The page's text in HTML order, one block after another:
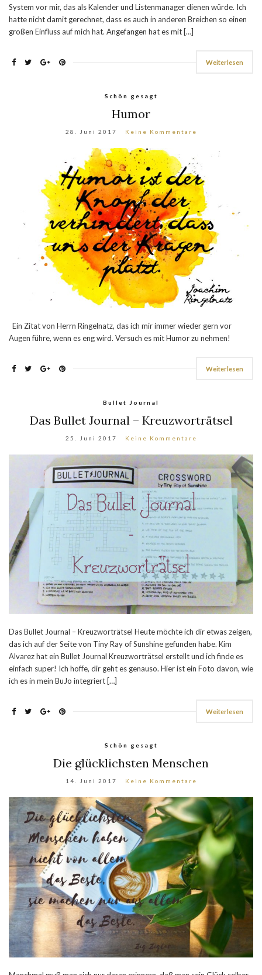
System vor mir, das als Kalender und Listenmanager dienen würde. Ich
hatte nicht damit gerechnet, dass es auch in anderen Breichen so einen
großen Einfluss auf mich hat. Angefangen hat es mit […]
Weiterlesen
Schön gesagt
Humor
28. Juni 2017 Keine Kommentare
Ein Zitat von Herrn Ringelnatz, das ich mir immer wieder gern vor
Augen führe, wenn es eng wird. Versuch es mit Humor zu nehmen!
Weiterlesen
Bullet Journal
Das Bullet Journal – Kreuzworträtsel
25. Juni 2017 Keine Kommentare
Das Bullet Journal – Kreuzworträtsel Heute möchte ich dir etwas zeigen,
das ich auf der Seite von Tiny Ray of Sunshine gefunden habe. Kim
Alvarez hat ein Bullet Journal Kreuzworträtsel erstellt und ich finde es
einfach super! Ich hoffe, dir geht es genauso. Hier ist ein Foto davon, wie
ich es in mein BuJo integriert […]
Weiterlesen
Schön gesagt
Die glücklichsten Menschen
14. Juni 2017 Keine Kommentare